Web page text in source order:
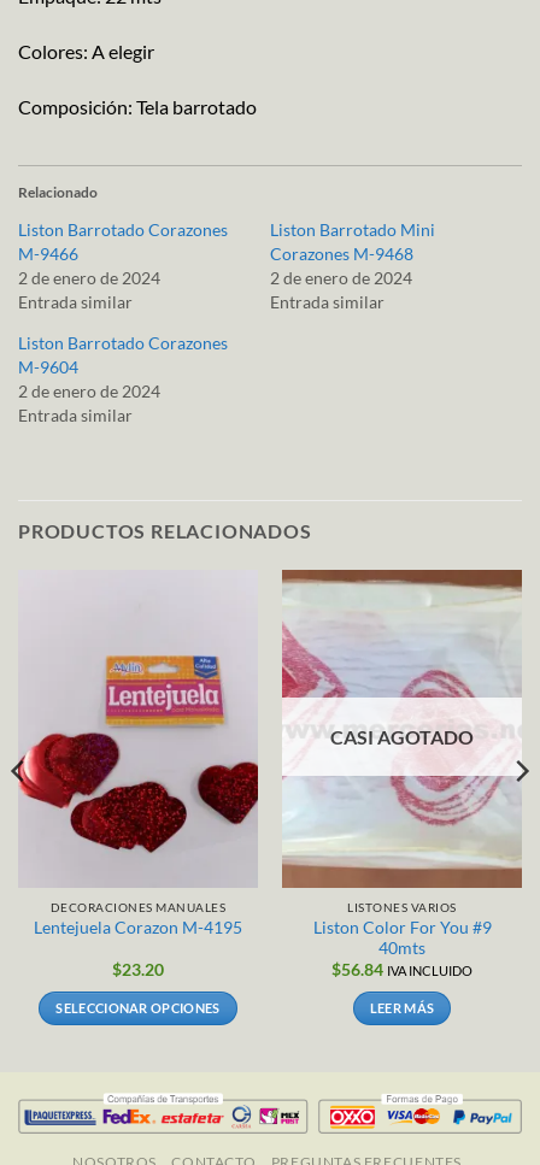
Colores: A elegir
Composición: Tela barrotado
Relacionado
Liston Barrotado Corazones
M-9466
2 de enero de 2024
Entrada similar
Liston Barrotado Mini
Corazones M-9468
2 de enero de 2024
Entrada similar
Liston Barrotado Corazones
M-9604
2 de enero de 2024
Entrada similar
PRODUCTOS RELACIONADOS
DECORACIONES MANUALES
Lentejuela Corazon M-4195
$23.20
SELECCIONAR OPCIONES
múltiples
variantes.
CASI AGOTADO
LISTONES VARIOS
Liston Color For You #9
40mts
$56.84 IVA INCLUIDO
LEER MÁS